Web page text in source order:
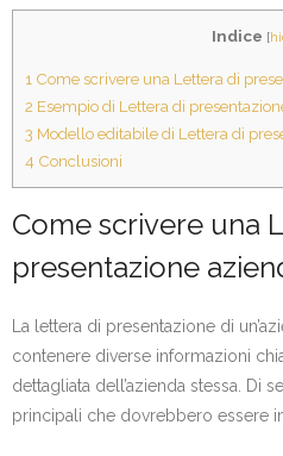
Indice [
1 Come scrivere una Lettera di
2 Esempio di Lettera di
3 Modello editabile di Lettera di
4 Conclusioni
Come scrivere una
presentazione
La lettera di presentazione di
contenere diverse informazioni
dettagliata dell’azienda stessa. Di
principali che dovrebbero essere